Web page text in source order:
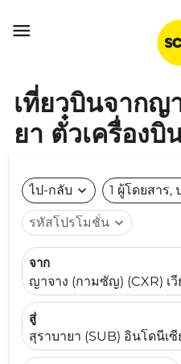

เที่ยวบินจากญ
ยา ตั๋วเครื่อง
ไป-กลับ expand_more 1 ผู้โดยสาร,
รหัสโปรโมชั่น expand_more
จาก
ญาจาง (กามซัญ) (CXR) เ
สู่
สุราบายา (SUB) อินโดนีเซี